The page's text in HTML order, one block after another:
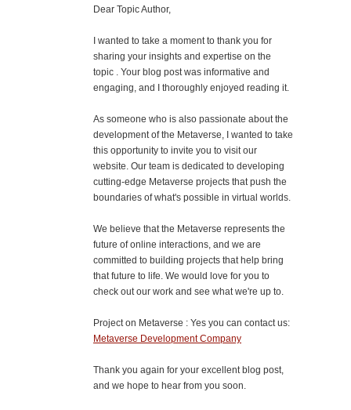
Dear Topic Author,
I wanted to take a moment to thank you for
sharing your insights and expertise on the
topic . Your blog post was informative and
engaging, and I thoroughly enjoyed reading it.
As someone who is also passionate about the
development of the Metaverse, I wanted to take
this opportunity to invite you to visit our
website. Our team is dedicated to developing
cutting-edge Metaverse projects that push the
boundaries of what's possible in virtual worlds.
We believe that the Metaverse represents the
future of online interactions, and we are
committed to building projects that help bring
that future to life. We would love for you to
check out our work and see what we're up to.
Project on Metaverse : Yes you can contact us:
Metaverse Development Company
Thank you again for your excellent blog post,
and we hope to hear from you soon.